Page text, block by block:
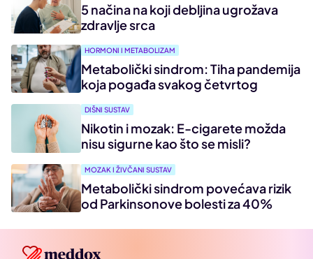
5 načina na koji debljina ugrožava
zdravlje srca
HORMONI I METABOLIZAM
Metabolički sindrom: Tiha pandemija
koja pogađa svakog četvrtog
DIŠNI SUSTAV
Nikotin i mozak: E-cigarete možda
nisu sigurne kao što se misli?
MOZAK I ŽIVČANI SUSTAV
Metabolički sindrom povećava rizik
od Parkinsonove bolesti za 40%